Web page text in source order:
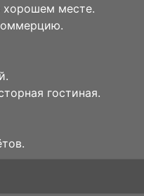
хорошем месте.
гостиная.